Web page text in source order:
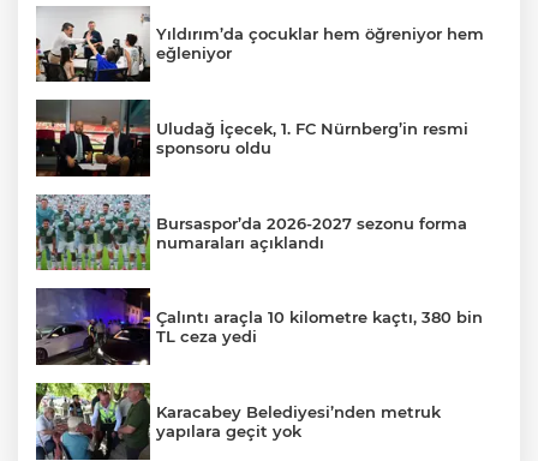
Yıldırım’da çocuklar hem öğreniyor hem
eğleniyor
Uludağ İçecek, 1. FC Nürnberg’in resmi
sponsoru oldu
Bursaspor’da 2026-2027 sezonu forma
numaraları açıklandı
Çalıntı araçla 10 kilometre kaçtı, 380 bin
TL ceza yedi
Karacabey Belediyesi’nden metruk
yapılara geçit yok